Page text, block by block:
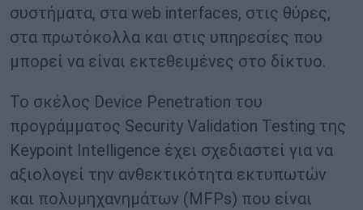
συστήματα, στα web interfaces, στις θύρες,
στα πρωτόκολλα και στις υπηρεσίες που
μπορεί να είναι εκτεθειμένες στο δίκτυο.
Το σκέλος Device Penetration του
προγράμματος Security Validation Testing της
Keypoint Intelligence έχει σχεδιαστεί για να
αξιολογεί την ανθεκτικότητα εκτυπωτών
και πολυμηχανημάτων (MFPs) που είναι